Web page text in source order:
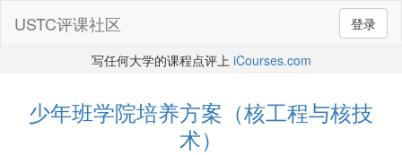
登录
USTC评课社区
写任何大学的课程点评上 iCourses.com
少年班学院培养方案（核工程与核技
术）